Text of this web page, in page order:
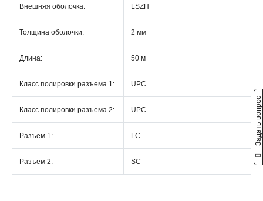
Внешняя оболочка: LSZH
Толщина оболочки: 2 мм
Длина: 50 м
Класс полировки разъема 1: UPC
Класс полировки разъема 2: UPC
Разъем 1: LC
Разъем 2: SC
Задать вопрос